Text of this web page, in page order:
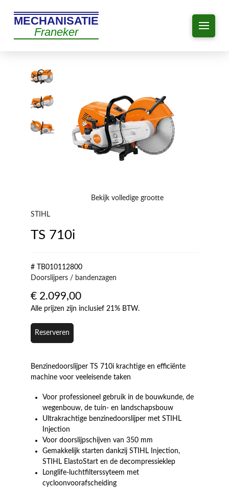
MECHANISATIE
Franeker
Bekijk volledige grootte
STIHL
TS 710i
# TB010112800
Doorslijpers / bandenzagen
€ 2.099,00
Alle prijzen zijn inclusief 21% BTW.
Reserveren
Benzinedoorslijper TS 710i krachtige en efficiënte
machine voor veeleisende taken
Voor professioneel gebruik in de bouwkunde, de
wegenbouw, de tuin- en landschapsbouw
Ultrakrachtige benzinedoorslijper met STIHL
Injection
Voor doorslijpschijven van 350 mm
Gemakkelijk starten dankzij STIHL Injection,
STIHL ElastoStart en de decompressieklep
Longlife-luchtfilterssyteem met
cycloonvoorafscheiding